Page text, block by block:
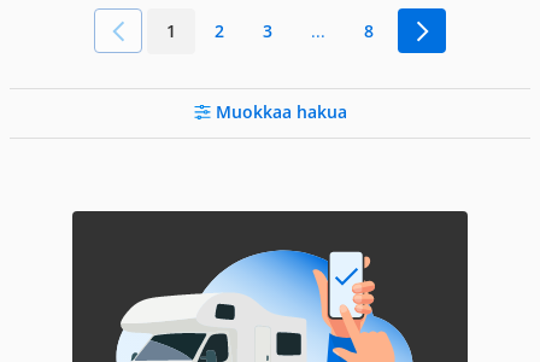
1 2 3 ... 8
Muokkaa hakua